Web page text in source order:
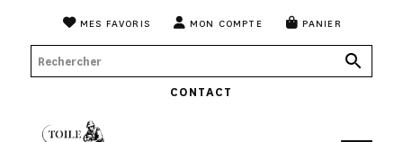
MES FAVORIS MON COMPTE PANIER
CONTACT